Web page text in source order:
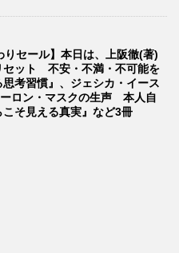
りセール】本日は、上阪徹(著)
セット 不安・不満・不可能を
考習慣』、ジェシカ・イース
ーロン・マスクの生声 本人自
こそ見える真実』など3冊